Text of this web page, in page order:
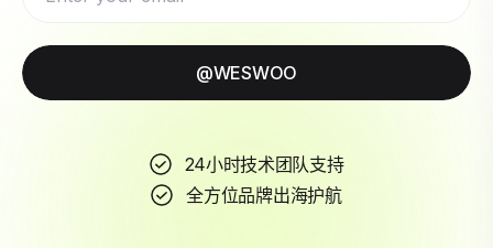
@WESWOO
24小时技术团队支持
全方位品牌出海护航